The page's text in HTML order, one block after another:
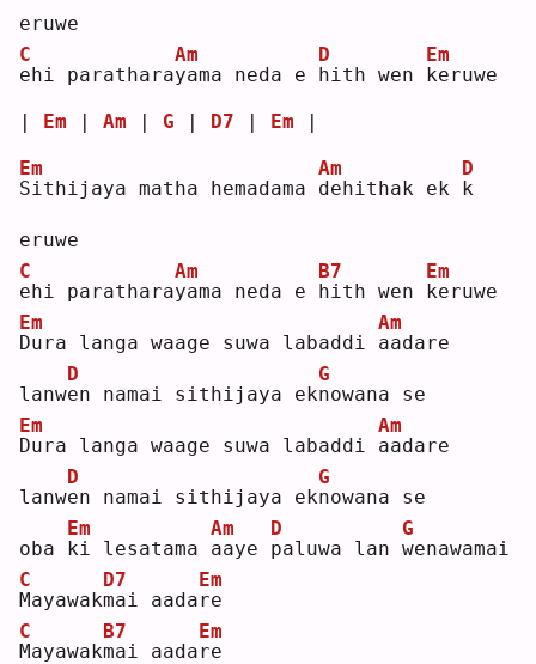
eruwe
e
C
hi paratharay
Am
ama neda e h
D
ith wen k
Em
eruwe
| Em | Am | G | D7 | Em |
S
Em
ithijaya matha hemadama d
Am
ehithak ek k
D
eruwe
e
C
hi paratharay
Am
ama neda e h
B7
ith wen k
Em
eruwe
D
Em
ura langa waage suwa labaddi a
Am
adare
lanwe
D
n namai sithijaya ekn
G
owana se
D
Em
ura langa waage suwa labaddi a
Am
adare
lanwe
D
n namai sithijaya ekn
G
owana se
oba k
Em
i lesatama a
Am
aye p
D
aluwa lan w
G
enawamai
M
C
ayawakm
D7
ai aadar
Em
e
M
C
ayawakm
B7
ai aadar
Em
e